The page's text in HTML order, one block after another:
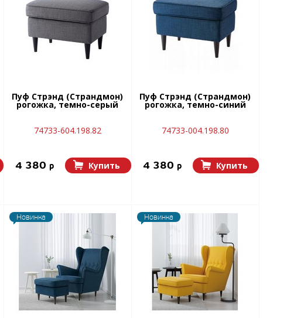
Пуф Стрэнд (Страндмон)
рогожка, темно-серый
74733-604.198.82
4 380 p Купить
Пуф Стрэнд (Страндмон)
рогожка, темно-синий
74733-004.198.80
4 380 p Купить
Новинка Новинка